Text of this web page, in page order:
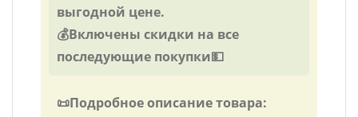
выгодной цене.
💰Включены скидки на все
последующие покупки💵
📜Подробное описание товара: